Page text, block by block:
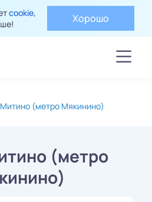
cookie,
Хорошо
(метро Мякинино)
(метро